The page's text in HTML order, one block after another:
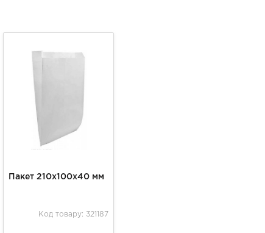
Пакет 210х100х40 мм
Код товару: 321187